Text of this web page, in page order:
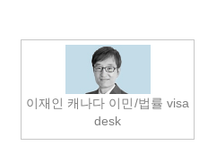
이재인 캐나다 이민/법률 visa
desk